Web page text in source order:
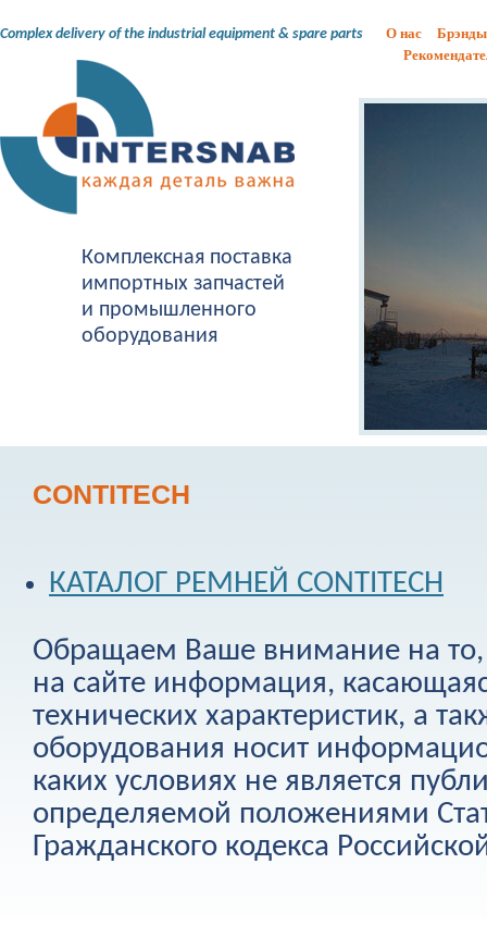
Complex delivery of the industrial equipment & spare parts
Комплексная поставка
импортных запчастей
и промышленного
оборудования
О нас
Брэнды
CONTITECH
КАТАЛОГ РЕМНЕЙ CONTITECH
Обращаем Ваше внимание на то,
на сайте информация,
технических характеристик, а
оборудования носит
каких условиях не является
определяемой положениями
Гражданского кодекса